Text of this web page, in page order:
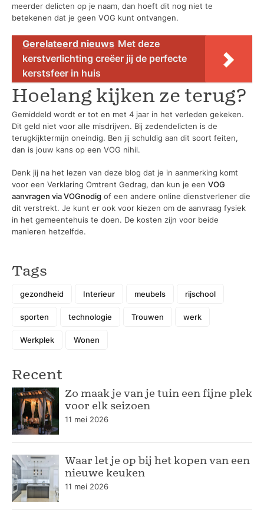
meerder delicten op je naam, dan hoeft dit nog niet te
betekenen dat je geen VOG kunt ontvangen.
Gerelateerd nieuws Met deze
kerstverlichting creëer jij de perfecte
kerstsfeer in huis
Hoelang kijken ze terug?
Gemiddeld wordt er tot en met 4 jaar in het verleden gekeken.
Dit geld niet voor alle misdrijven. Bij zedendelicten is de
terugkijktermijn oneindig. Ben jij schuldig aan dit soort feiten,
dan is jouw kans op een VOG nihil.
Denk jij na het lezen van deze blog dat je in aanmerking komt
voor een Verklaring Omtrent Gedrag, dan kun je een VOG
aanvragen via VOGnodig of een andere online dienstverlener die
dit verstrekt. Je kunt er ook voor kiezen om de aanvraag fysiek
in het gemeentehuis te doen. De kosten zijn voor beide
manieren hetzelfde.
Tags
gezondheid Interieur meubels rijschool
sporten technologie Trouwen werk
Werkplek Wonen
Recent
Zo maak je van je tuin een fijne plek
voor elk seizoen
11 mei 2026
Waar let je op bij het kopen van een
nieuwe keuken
11 mei 2026